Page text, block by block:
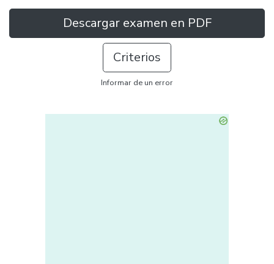
Descargar examen en PDF
Criterios
Informar de un error